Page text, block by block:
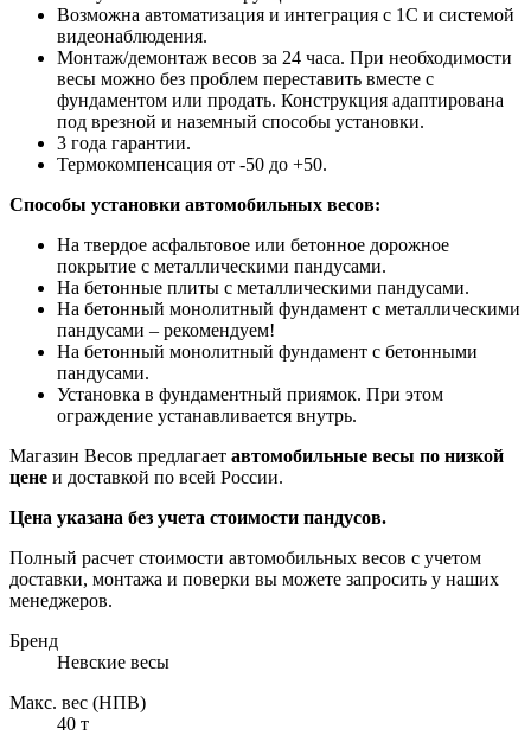
Возможна автоматизация и интеграция с 1С и системой
видеонаблюдения.
Монтаж/демонтаж весов за 24 часа. При необходимости
весы можно без проблем переставить вместе с
фундаментом или продать. Конструкция адаптирована
под врезной и наземный способы установки.
3 года гарантии.
Термокомпенсация от -50 до +50.
Способы установки автомобильных весов:
На твердое асфальтовое или бетонное дорожное
покрытие с металлическими пандусами.
На бетонные плиты с металлическими пандусами.
На бетонный монолитный фундамент с металлическими
пандусами – рекомендуем!
На бетонный монолитный фундамент с бетонными
пандусами.
Установка в фундаментный приямок. При этом
ограждение устанавливается внутрь.
Магазин Весов предлагает автомобильные весы по низкой
цене и доставкой по всей России.
Цена указана без учета стоимости пандусов.
Полный расчет стоимости автомобильных весов с учетом
доставки, монтажа и поверки вы можете запросить у наших
менеджеров.
Бренд
Невские весы
Макс. вес (НПВ)
40 т